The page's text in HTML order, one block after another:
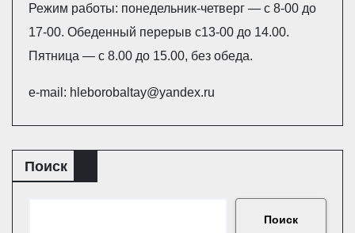
Режим работы: понедельник-четверг — с 8-00 до
17-00. Обеденный перерыв с13-00 до 14.00.
Пятница — с 8.00 до 15.00, без обеда.
e-mail: hleborobaltay@yandex.ru
Поиск
Поиск